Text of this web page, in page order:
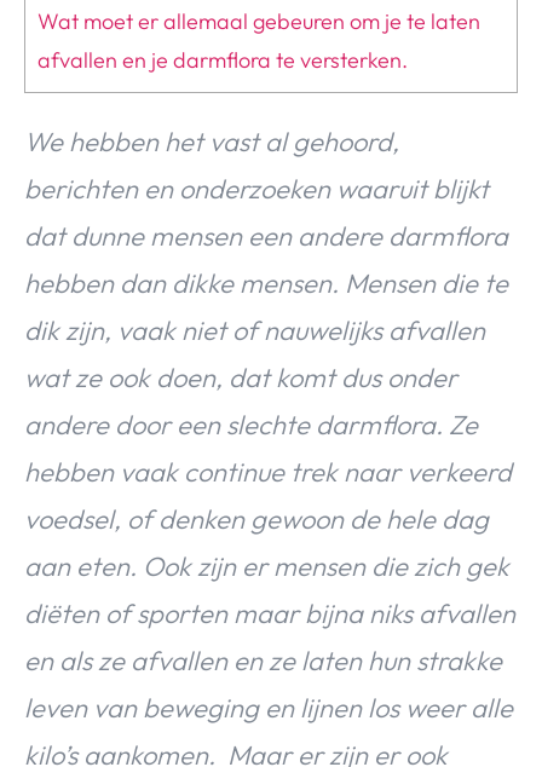
Wat moet er allemaal gebeuren om je te laten
afvallen en je darmflora te versterken.
We hebben het vast al gehoord,
berichten en onderzoeken waaruit blijkt
dat dunne mensen een andere darmflora
hebben dan dikke mensen. Mensen die te
dik zijn, vaak niet of nauwelijks afvallen
wat ze ook doen, dat komt dus onder
andere door een slechte darmflora. Ze
hebben vaak continue trek naar verkeerd
voedsel, of denken gewoon de hele dag
aan eten. Ook zijn er mensen die zich gek
diëten of sporten maar bijna niks afvallen
en als ze afvallen en ze laten hun strakke
leven van beweging en lijnen los weer alle
kilo’s aankomen. Maar er zijn er ook